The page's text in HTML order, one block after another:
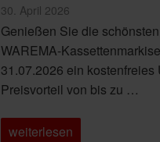
Veröffentlicht
am
30. April 2026
Genießen Sie die
WAREMA-
31.07.2026 ein
Preisvorteil von bis zu …
„Mehr
weiterlesen